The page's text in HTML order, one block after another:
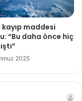
kayıp maddesi
“Bu daha önce hiç
2025